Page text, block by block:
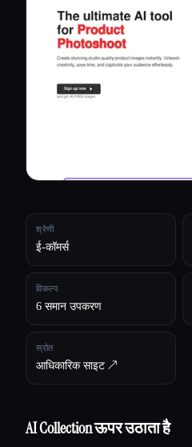
सभी श्रेणियाँ
हमारे बारे में
श्रेणी
ई-कॉमर्स
विकल्प
6 समान उपकरण
स्रोत
आधिकारिक साइट ↗︎
AI Collection ऊपर उठाता है